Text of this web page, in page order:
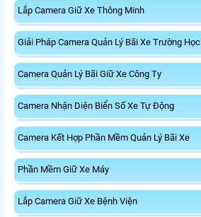
Lắp Camera Giữ Xe Thông Minh
Giải Pháp Camera Quản Lý Bãi Xe Trường Học
Camera Quản Lý Bãi Giữ Xe Công Ty
Camera Nhận Diện Biển Số Xe Tự Động
Camera Kết Hợp Phần Mềm Quản Lý Bãi Xe
Phần Mềm Giữ Xe Máy
Lắp Camera Giữ Xe Bệnh Viện